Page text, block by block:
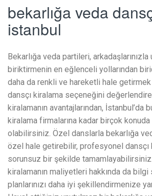
bekarlığa veda
istanbul
Bekarlığa veda partileri, arkadaşlarınızla
biriktirmenin en eğlenceli yollarından
daha da renkli ve hareketli hale
dansçı kiralama seçeneğini
kiralamanın avantajlarından, İstanbul’da
kiralama firmalarına kadar birçok
olabilirsiniz. Özel danslarla bekarlığa
özel hale getirebilir, profesyonel dansçı
sorunsuz bir şekilde tamamlayabilirsiniz.
kiralamanın maliyetleri hakkında da bilgi
planlarınızı daha iyi şekillendirmenize